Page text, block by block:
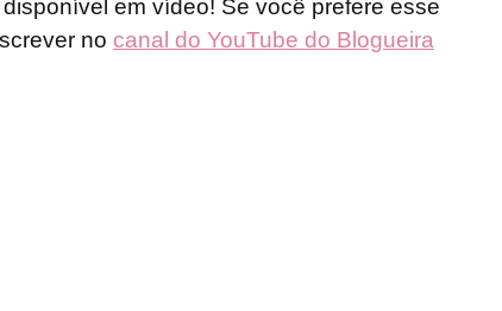
em vídeo! Se você prefere esse
no canal do YouTube do Blogueira